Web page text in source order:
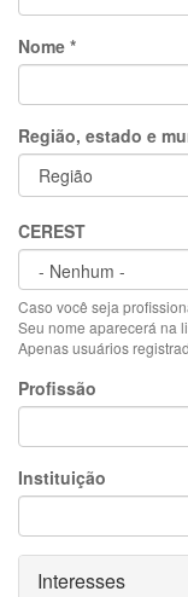
Nome *
Região, estado e
CEREST
Caso você seja
Seu nome aparecerá na
Apenas usuários
Profissão
Instituição
Ocultar
Interesses